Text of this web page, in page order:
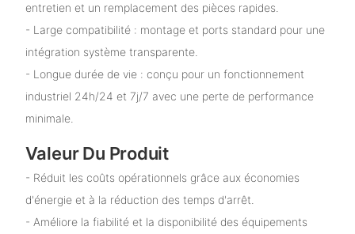
entretien et un remplacement des pièces rapides.
- Large compatibilité : montage et ports standard pour une
intégration système transparente.
- Longue durée de vie : conçu pour un fonctionnement
industriel 24h/24 et 7j/7 avec une perte de performance
minimale.
Valeur Du Produit
- Réduit les coûts opérationnels grâce aux économies
d'énergie et à la réduction des temps d'arrêt.
- Améliore la fiabilité et la disponibilité des équipements